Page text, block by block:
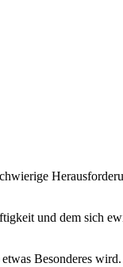
und dem sich
Besonderes wird.